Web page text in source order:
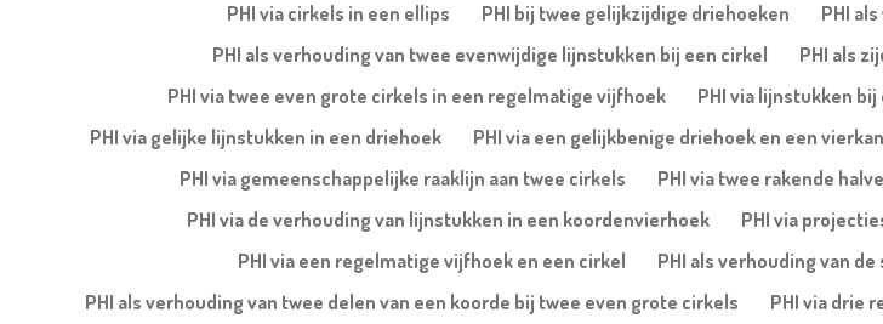
PHI via cirkels in een ellips
PHI bij twee gelijkzijdige driehoeken
PHI
PHI als verhouding van twee evenwijdige lijnstukken bij een cirkel
PHI als
PHI via twee even grote cirkels in een regelmatige vijfhoek
PHI via lijnstukken
PHI via gelijke lijnstukken in een driehoek
PHI via een gelijkbenige driehoek en een
PHI via gemeenschappelijke raaklijn aan twee cirkels
PHI via twee rakende
PHI via de verhouding van lijnstukken in een koordenvierhoek
PHI via
PHI via een regelmatige vijfhoek en een cirkel
PHI als verhouding van
PHI als verhouding van twee delen van een koorde bij twee even grote cirkels
PHI via drie